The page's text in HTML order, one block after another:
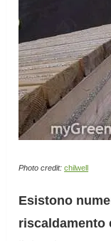
Photo credit: chilwell
Esistono
riscaldamento